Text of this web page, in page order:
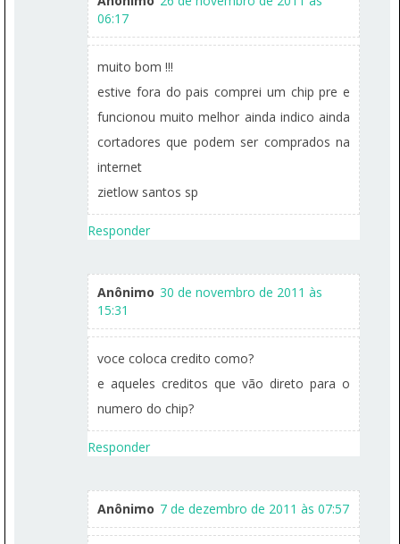
06:17
muito bom !!!
estive fora do pais comprei um chip pre e
funcionou muito melhor ainda indico ainda
cortadores que podem ser comprados na
internet
zietlow santos sp
Responder
Anônimo 30 de novembro de 2011 às
15:31
voce coloca credito como?
e aqueles creditos que vão direto para o
numero do chip?
Responder
Anônimo 7 de dezembro de 2011 às 07:57